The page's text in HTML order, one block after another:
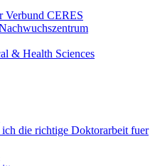
Verbund CERES
& Health Sciences
die richtige Doktorarbeit fuer